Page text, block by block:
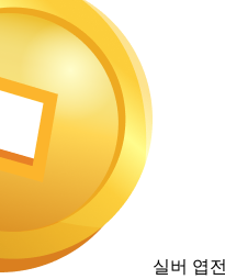
실버 엽전